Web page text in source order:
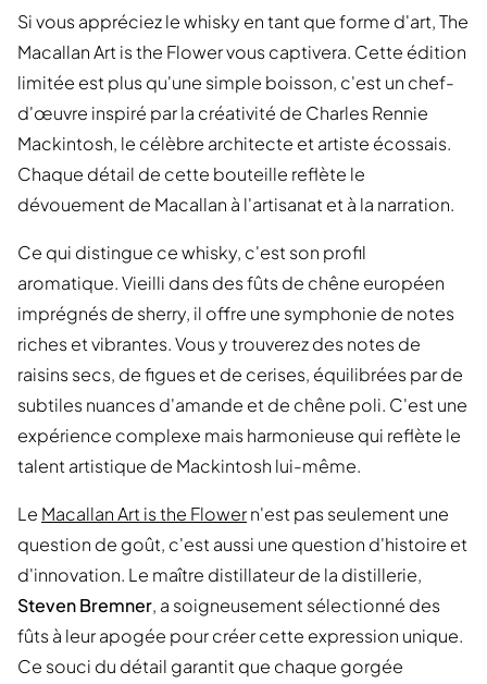
Si vous appréciez le whisky en tant que forme d'art, The
Macallan Art is the Flower vous captivera. Cette édition
limitée est plus qu'une simple boisson, c'est un chef-
d'œuvre inspiré par la créativité de Charles Rennie
Mackintosh, le célèbre architecte et artiste écossais.
Chaque détail de cette bouteille reflète le
dévouement de Macallan à l'artisanat et à la narration.
Ce qui distingue ce whisky, c'est son profil
aromatique. Vieilli dans des fûts de chêne européen
imprégnés de sherry, il offre une symphonie de notes
riches et vibrantes. Vous y trouverez des notes de
raisins secs, de figues et de cerises, équilibrées par de
subtiles nuances d'amande et de chêne poli. C'est une
expérience complexe mais harmonieuse qui reflète le
talent artistique de Mackintosh lui-même.
Le Macallan Art is the Flowern'est pas seulement une
question de goût, c'est aussi une question d'histoire et
d'innovation. Le maître distillateur de la distillerie,
Steven Bremner, a soigneusement sélectionné des
fûts à leur apogée pour créer cette expression unique.
Ce souci du détail garantit que chaque gorgée